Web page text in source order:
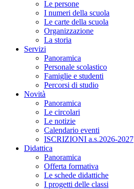
Le persone
I numeri della scuola
Le carte della scuola
Organizzazione
La storia
Servizi
Panoramica
Personale scolastico
Famiglie e studenti
Percorsi di studio
Novità
Panoramica
Le circolari
Le notizie
Calendario eventi
ISCRIZIONI a.s.2026-2027
Didattica
Panoramica
Offerta formativa
Le schede didattiche
I progetti delle classi